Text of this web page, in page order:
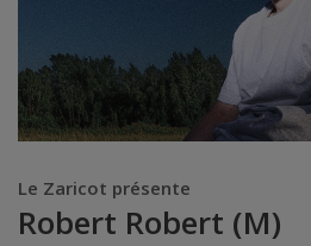
Le Zaricot présente
Robert Robert (M)